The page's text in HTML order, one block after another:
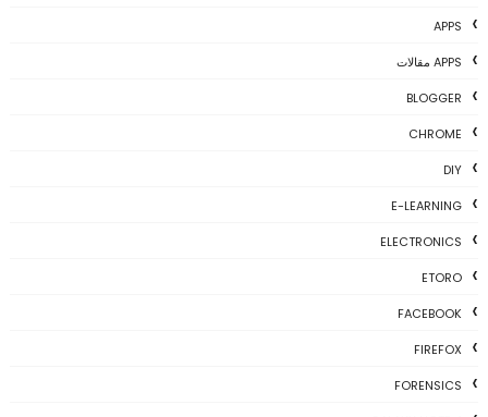
APPS
APPS مقالات
BLOGGER
CHROME
DIY
E-LEARNING
ELECTRONICS
ETORO
FACEBOOK
FIREFOX
FORENSICS